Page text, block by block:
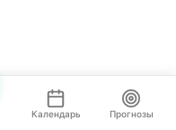
Календарь Прогнозы